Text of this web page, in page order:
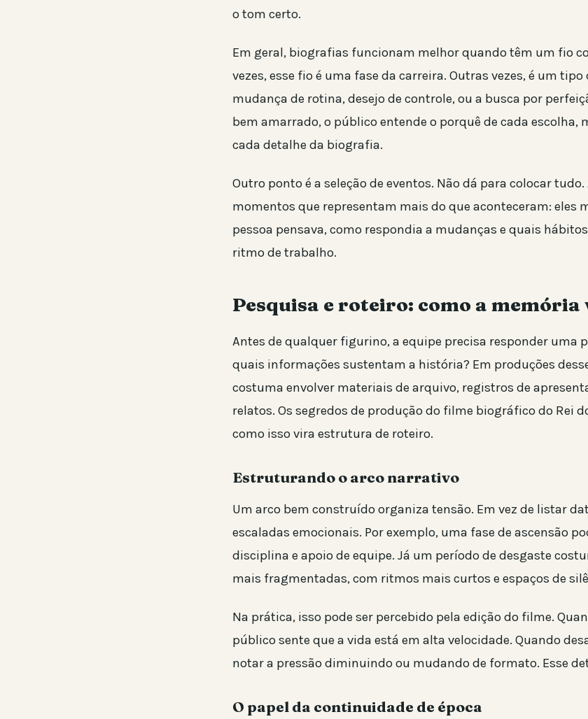
o tom certo.
Em geral, biografias funcionam melhor quando têm um fio
vezes, esse fio é uma fase da carreira. Outras vezes, é um
mudança de rotina, desejo de controle, ou a busca por
bem amarrado, o público entende o porquê de cada escolha,
cada detalhe da biografia.
Outro ponto é a seleção de eventos. Não dá para colocar
momentos que representam mais do que aconteceram: eles
pessoa pensava, como respondia a mudanças e quais
ritmo de trabalho.
Pesquisa e roteiro: como a memória
Antes de qualquer figurino, a equipe precisa responder uma
quais informações sustentam a história? Em produções
costuma envolver materiais de arquivo, registros de
relatos. Os segredos de produção do filme biográfico do Rei
como isso vira estrutura de roteiro.
Estruturando o arco narrativo
Um arco bem construído organiza tensão. Em vez de listar
escaladas emocionais. Por exemplo, uma fase de ascensão
disciplina e apoio de equipe. Já um período de desgaste
mais fragmentadas, com ritmos mais curtos e espaços de
Na prática, isso pode ser percebido pela edição do filme.
público sente que a vida está em alta velocidade. Quando
notar a pressão diminuindo ou mudando de formato. Esse
O papel da continuidade de época